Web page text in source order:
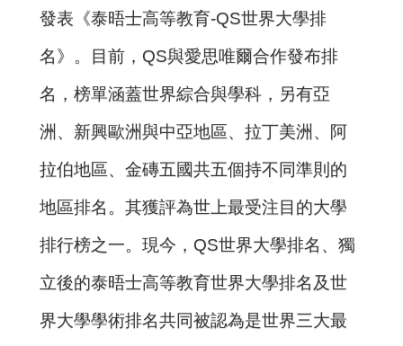
發表《泰晤士高等教育-QS世界大學排
名》。目前，QS與愛思唯爾合作發布排
名，榜單涵蓋世界綜合與學科，另有亞
洲、新興歐洲與中亞地區、拉丁美洲、阿
拉伯地區、金磚五國共五個持不同準則的
地區排名。其獲評為世上最受注目的大學
排行榜之一。現今，QS世界大學排名、獨
立後的泰晤士高等教育世界大學排名及世
界大學學術排名共同被認為是世界三大最